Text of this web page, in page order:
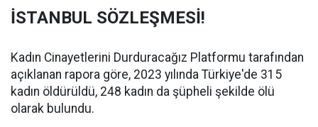
İSTANBUL SÖZLEŞMESİ!
Kadın Cinayetlerini Durduracağız Platformu tarafından
açıklanan rapora göre, 2023 yılında Türkiye'de 315
kadın öldürüldü, 248 kadın da şüpheli şekilde ölü
olarak bulundu.